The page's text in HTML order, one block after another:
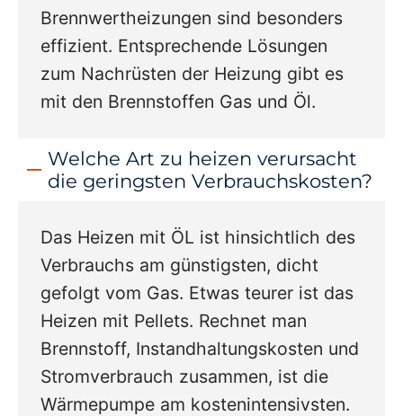
Brennwertheizungen sind besonders
effizient. Entsprechende Lösungen
zum Nachrüsten der Heizung gibt es
mit den Brennstoffen Gas und Öl.
Welche Art zu heizen verursacht
die geringsten Verbrauchskosten?
Das Heizen mit ÖL ist hinsichtlich des
Verbrauchs am günstigsten, dicht
gefolgt vom Gas. Etwas teurer ist das
Heizen mit Pellets. Rechnet man
Brennstoff, Instandhaltungskosten und
Stromverbrauch zusammen, ist die
Wärmepumpe am kostenintensivsten.